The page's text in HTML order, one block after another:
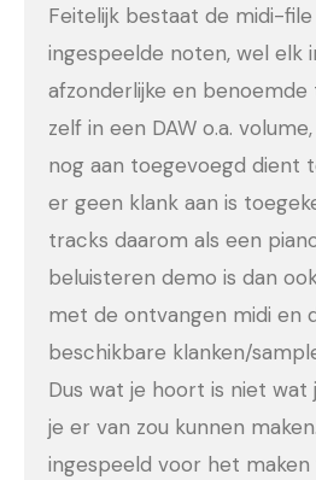
Feitelijk bestaat de midi-
ingespeelde noten, wel elk
afzonderlijke en
zelf in een DAW o.a.
nog aan toegevoegd dient
er geen klank aan is
tracks daarom als een
beluisteren demo is dan
met de ontvangen midi en
beschikbare klanken/
Dus wat je hoort is niet
je er van zou kunnen
ingespeeld voor het maken